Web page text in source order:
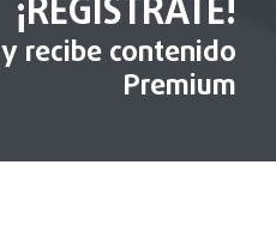
¡REGÍSTRATE!
y recibe contenido
Premium